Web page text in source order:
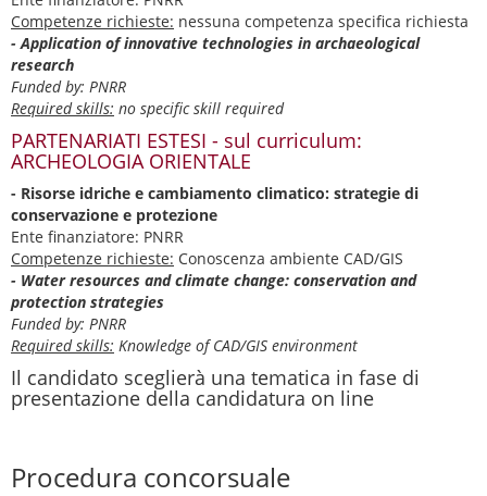
Competenze richieste: nessuna competenza specifica richiesta
- Application of innovative technologies in archaeological
research
Funded by: PNRR
Required skills: no specific skill required
PARTENARIATI ESTESI - sul curriculum:
ARCHEOLOGIA ORIENTALE
- Risorse idriche e cambiamento climatico: strategie di
conservazione e protezione
Ente finanziatore: PNRR
Competenze richieste: Conoscenza ambiente CAD/GIS
- Water resources and climate change: conservation and
protection strategies
Funded by: PNRR
Required skills: Knowledge of CAD/GIS environment
Il candidato sceglierà una tematica in fase di
presentazione della candidatura on line
Procedura concorsuale